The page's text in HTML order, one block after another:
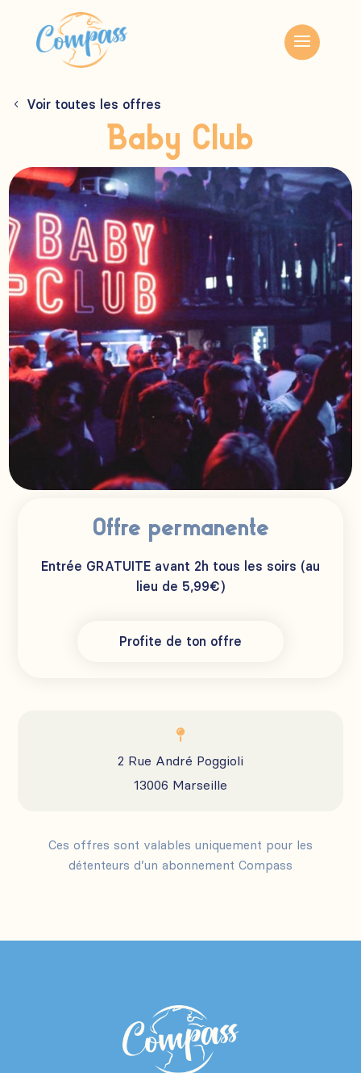
Voir toutes les offres
Baby Club
Offre permanente
Entrée GRATUITE avant 2h tous les soirs (au
lieu de 5,99€)
Profite de ton offre

2 Rue André Poggioli
13006 Marseille
Ces offres sont valables uniquement pour les
détenteurs d’un abonnement Compass